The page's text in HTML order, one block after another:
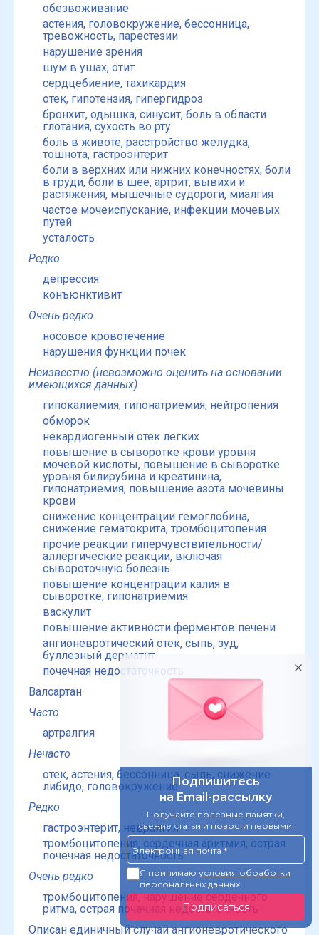
обезвоживание
астения, головокружение, бессонница,
тревожность, парестезии
нарушение зрения
шум в ушах, отит
сердцебиение, тахикардия
отек, гипотензия, гипергидроз
бронхит, одышка, синусит, боль в области
глотания, сухость во рту
боль в животе, расстройство желудка,
тошнота, гастроэнтерит
боли в верхних или нижних конечностях, боли
в груди, боли в шее, артрит, вывихи и
растяжения, мышечные судороги, миалгия
частое мочеиспускание, инфекции мочевых
путей
усталость
Редко
депрессия
конъюнктивит
Очень редко
носовое кровотечение
нарушения функции почек
Неизвестно (невозможно оценить на основании
имеющихся данных)
гипокалиемия, гипонатриемия, нейтропения
обморок
некардиогенный отек легких
повышение в сыворотке крови уровня
мочевой кислоты, повышение в сыворотке
уровня билирубина и креатинина,
гипонатриемия, повышение азота мочевины
крови
снижение концентрации гемоглобина,
снижение гематокрита, тромбоцитопения
прочие реакции гиперчувствительности/
аллергические реакции, включая
сывороточную болезнь
повышение концентрации калия в
сыворотке, гипонатриемия
васкулит
повышение активности ферментов печени
ангионевротический отек, сыпь, зуд,
буллезный дерматит
почечная недостаточность
Валсартан
Часто
артралгия
Нечасто
отек, астения, бессонница, сыпь, снижение
либидо, головокружение
Редко
гастроэнтерит, невралгия
тромбоцитопения, сердечная аритмия, острая
почечная недостаточность
Очень редко
тромбоцитопения, нарушение сердечного
ритма, острая почечная недостаточность
Описан единичный случай ангионевротического